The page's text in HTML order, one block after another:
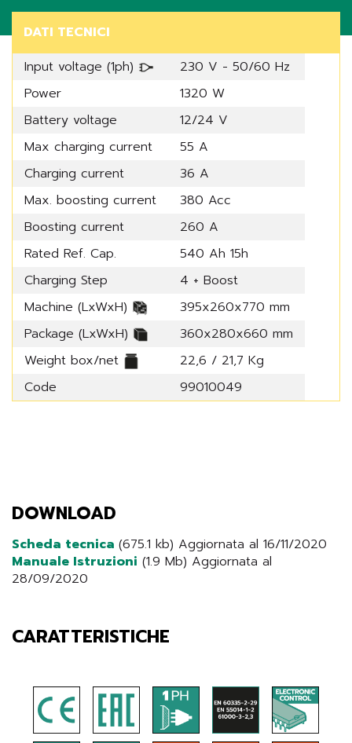
DATI TECNICI
Input voltage (1ph)
230 V - 50/60 Hz
Power
1320 W
Battery voltage
12/24 V
Max charging current
55 A
Charging current
36 A
Max. boosting current
380 Acc
Boosting current
260 A
Rated Ref. Cap.
540 Ah 15h
Charging Step
4 + Boost
Machine (LxWxH)
395x260x770 mm
Package (LxWxH)
360x280x660 mm
Weight box/net
22,6 / 21,7 Kg
Code
99010049
DOWNLOAD
Scheda tecnica (675.1 kb) Aggiornata al 16/11/2020
Manuale Istruzioni (1.9 Mb) Aggiornata al
28/09/2020
CARATTERISTICHE